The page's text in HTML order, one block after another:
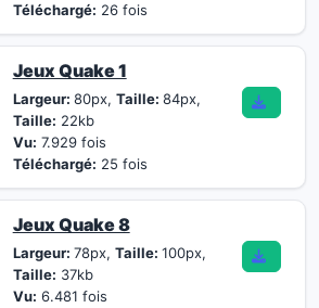
Téléchargé: 26 fois
Jeux Quake 1
Largeur: 80px, Taille: 84px,
Taille: 22kb
Vu: 7.929 fois
Téléchargé: 25 fois
Jeux Quake 8
Largeur: 78px, Taille: 100px,
Taille: 37kb
Vu: 6.481 fois